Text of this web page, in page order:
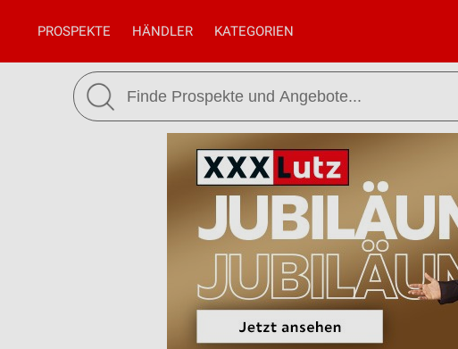
PROSPEKTE HÄNDLER KATEGORIEN